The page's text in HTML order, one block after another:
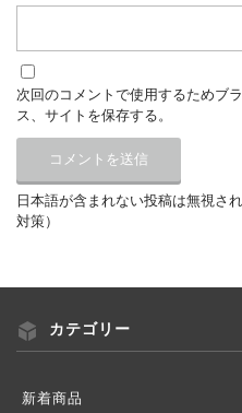
次回のコメントで使用するためブ
ス、サイトを保存する。
日本語が含まれない投稿は無視さ
対策）
カテゴリー
新着商品